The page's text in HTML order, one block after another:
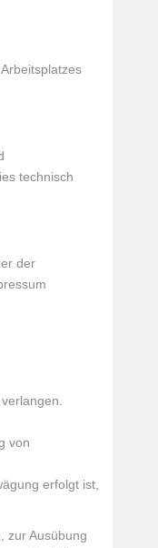
technisch
der
von
erfolgt ist,
zur Ausübung